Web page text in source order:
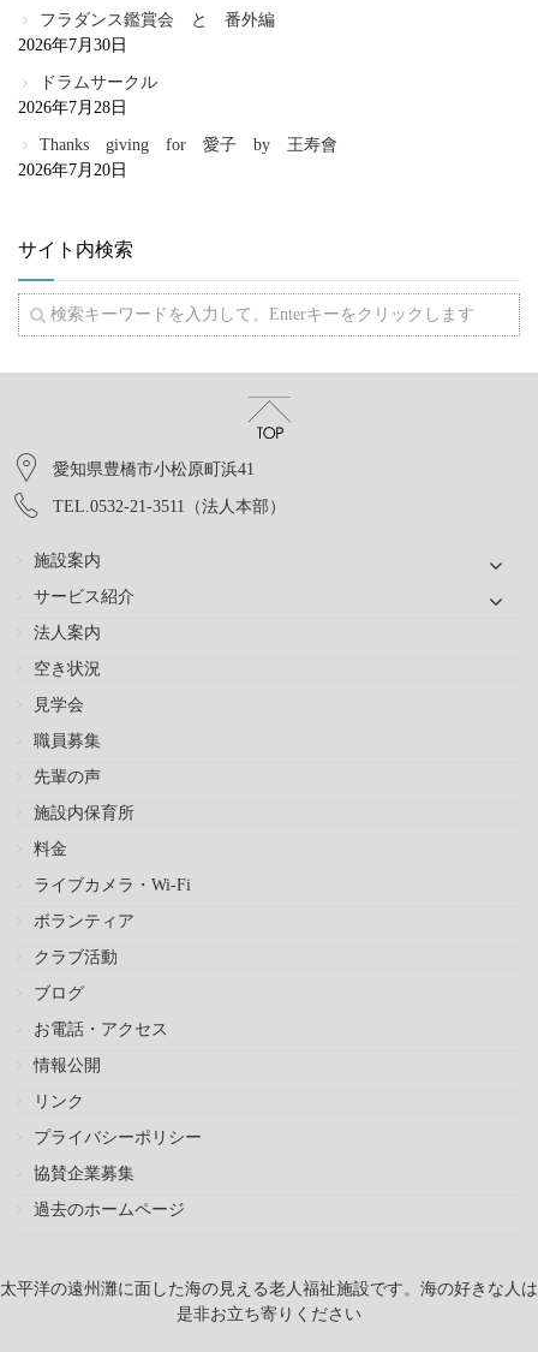
フラダンス鑑賞会 と 番外編
2026年7月30日
ドラムサークル
2026年7月28日
Thanks giving for 愛子 by 王寿會
2026年7月20日
サイト内検索
愛知県豊橋市小松原町浜41
TEL.0532-21-3511（法人本部）
施設案内
サービス紹介
法人案内
空き状況
見学会
職員募集
先輩の声
施設内保育所
料金
ライブカメラ・Wi-Fi
ボランティア
クラブ活動
ブログ
お電話・アクセス
情報公開
リンク
プライバシーポリシー
協賛企業募集
過去のホームページ
太平洋の遠州灘に面した海の見える老人福祉施設です。海の好きな人は
是非お立ち寄りください